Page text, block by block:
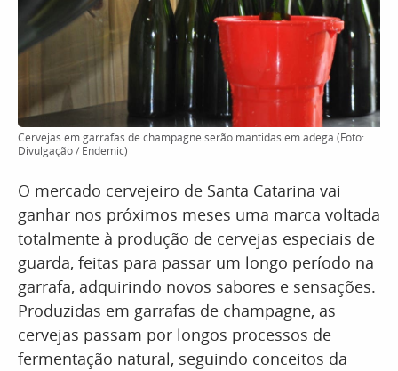
Cervejas em garrafas de champagne serão mantidas em adega (Foto:
Divulgação / Endemic)
O mercado cervejeiro de Santa Catarina vai
ganhar nos próximos meses uma marca voltada
totalmente à produção de cervejas especiais de
guarda, feitas para passar um longo período na
garrafa, adquirindo novos sabores e sensações.
Produzidas em garrafas de champagne, as
cervejas passam por longos processos de
fermentação natural, seguindo conceitos da